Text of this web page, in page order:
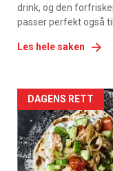
drink, og den
passer perfekt også
Les hele saken
Artikler
detail
-
DAGENS RETT